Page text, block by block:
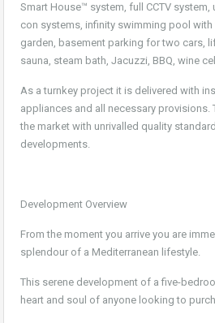
Smart House™ system, full CCTV system,
con systems, infinity swimming pool
garden, basement parking for two cars,
sauna, steam bath, Jacuzzi, BBQ, wine
As a turnkey project it is delivered with
appliances and all necessary provisions.
the market with unrivalled quality
developments.
Development Overview
From the moment you arrive you are
splendour of a Mediterranean lifestyle.
This serene development of a five-
heart and soul of anyone looking to